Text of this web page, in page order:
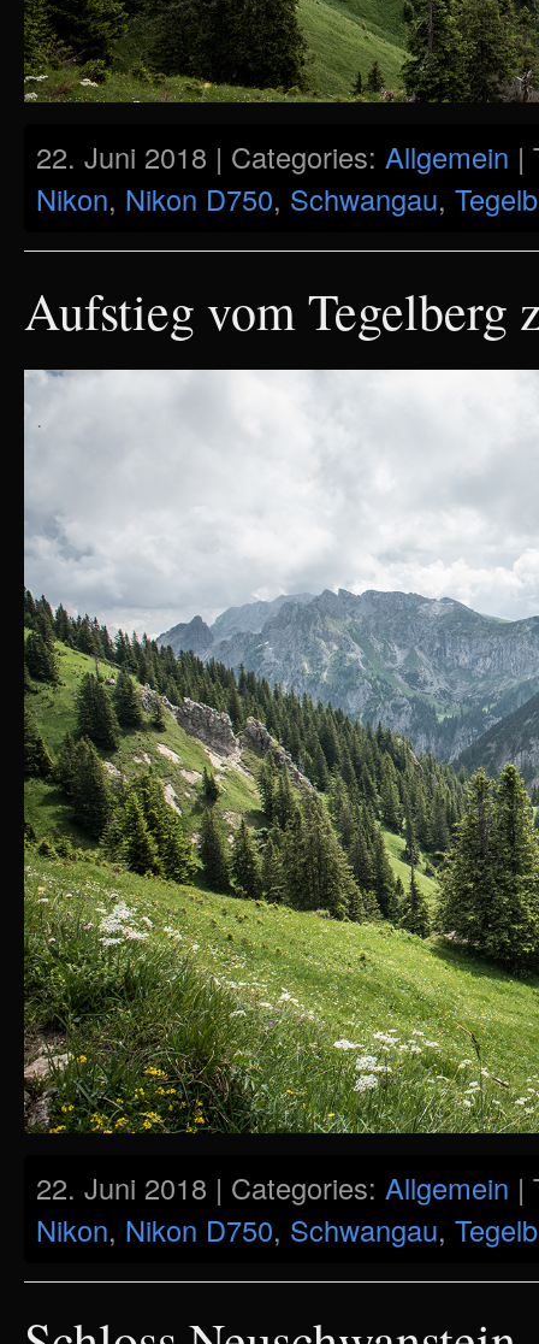
22. Juni 2018 | Categories: Allgemein |
Nikon, Nikon D750, Schwangau,
Aufstieg vom Tegelberg
22. Juni 2018 | Categories: Allgemein |
Nikon, Nikon D750, Schwangau,